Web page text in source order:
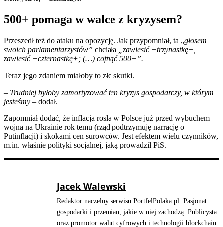
500+ pomaga w walce z kryzysem?
Przeszedł też do ataku na opozycję. Jak przypomniał, ta „głosem
swoich parlamentarzystów” chciała
„zawiesić +trzynastkę+,
zawiesić +czternastkę+; (…) cofnąć 500+”.
Teraz jego zdaniem miałoby to złe skutki.
– Trudniej byłoby zamortyzować ten kryzys gospodarczy, w którym
jesteśmy – dodał.
Zapomniał dodać, że inflacja rosła w Polsce już przed wybuchem
wojna na Ukrainie rok temu (rząd podtrzymuję narrację o
Putinflacji) i skokami cen surowców. Jest efektem wielu czynników,
m.in. właśnie polityki socjalnej, jaką prowadził PiS.
Jacek Walewski
Redaktor naczelny serwisu PortfelPolaka.pl. Pasjonat
gospodarki i przemian, jakie w niej zachodzą. Publicysta
oraz promotor walut cyfrowych i technologii blockchain.